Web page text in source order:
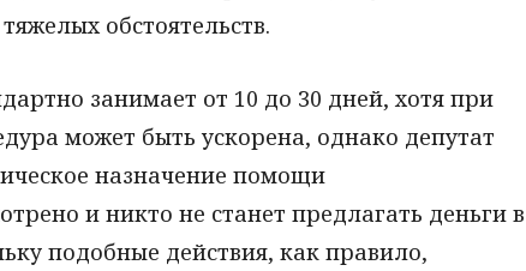
обстоятельств.
занимает от 10 до 30 дней, хотя при
может быть ускорена, однако депутат
назначение помощи
и никто не станет предлагать деньги в
подобные действия, как правило,